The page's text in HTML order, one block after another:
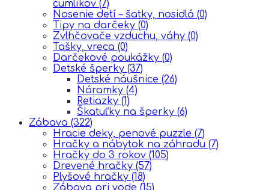
cumlíkov (7)
Nosenie detí – šatky, nosidlá (0)
Tipy na darčeky (0)
Zvlhčovače vzduchu, váhy (0)
Tašky, vreca (0)
Darčekové poukážky (0)
Detské šperky (37)
Detské náušnice (26)
Náramky (4)
Retiazky (1)
Škatuľky na šperky (6)
Zábava (322)
Hracie deky, penové puzzle (7)
Hračky a nábytok na záhradu (7)
Hračky do 3 rokov (105)
Drevené hračky (57)
Plyšové hračky (18)
Zábava pri vode (15)